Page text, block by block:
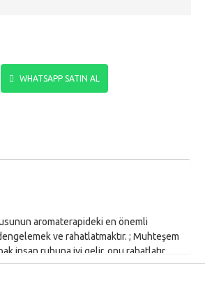
WHATSAPP SATIN AL
aromaterapideki en önemli
ve rahatlatmaktır. ; Muhteşem
insan ruhuna iyi gelir, onu rahatlatır,
girdiğinizde ferahlatıcı dinginleştiren ve